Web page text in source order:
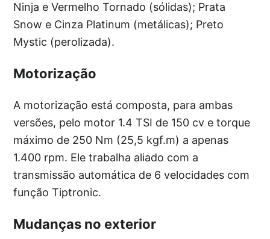
Ninja e Vermelho Tornado (sólidas); Prata
Snow e Cinza Platinum (metálicas); Preto
Mystic (perolizada).
Motorização
A motorização está composta, para ambas
versões, pelo motor 1.4 TSI de 150 cv e torque
máximo de 250 Nm (25,5 kgf.m) a apenas
1.400 rpm. Ele trabalha aliado com a
transmissão automática de 6 velocidades com
função Tiptronic.
Mudanças no exterior